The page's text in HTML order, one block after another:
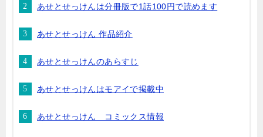
あせとせっけんは分冊版で1話100円で読めます
あせとせっけん 作品紹介
あせとせっけんのあらすじ
あせとせっけんはモアイで掲載中
あせとせっけん コミックス情報